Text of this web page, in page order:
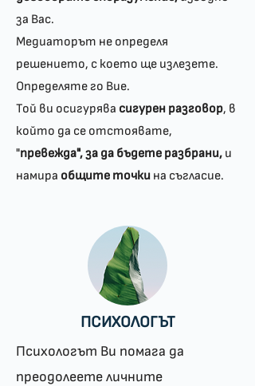
за Вас.
Медиаторът не определя
решението, с което ще излезете.
Определяте го Вие.
Той ви осигурява сигурен разговор, в
който да се отстоявате,
"превежда", за да бъдете разбрани, и
намира общите точки на съгласие.
ПСИХОЛОГЪТ
​​Психологът Ви помага да
преодолеете личните